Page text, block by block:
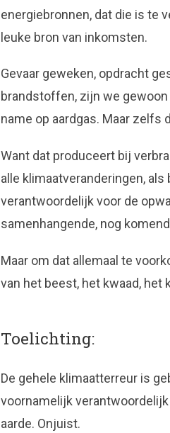
energiebronnen, dat die is te
leuke bron van inkomsten.
Gevaar geweken, opdracht
brandstoffen, zijn we
name op aardgas. Maar zelfs
Want dat produceert bij
alle klimaatveranderingen,
verantwoordelijk voor de
samenhangende, nog
Maar om dat allemaal te
van het beest, het kwaad, het
Toelichting:
De gehele klimaatterreur is
voornamelijk
aarde. Onjuist.